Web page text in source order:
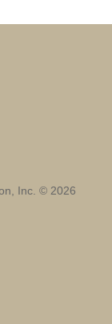
Inc. © 2026